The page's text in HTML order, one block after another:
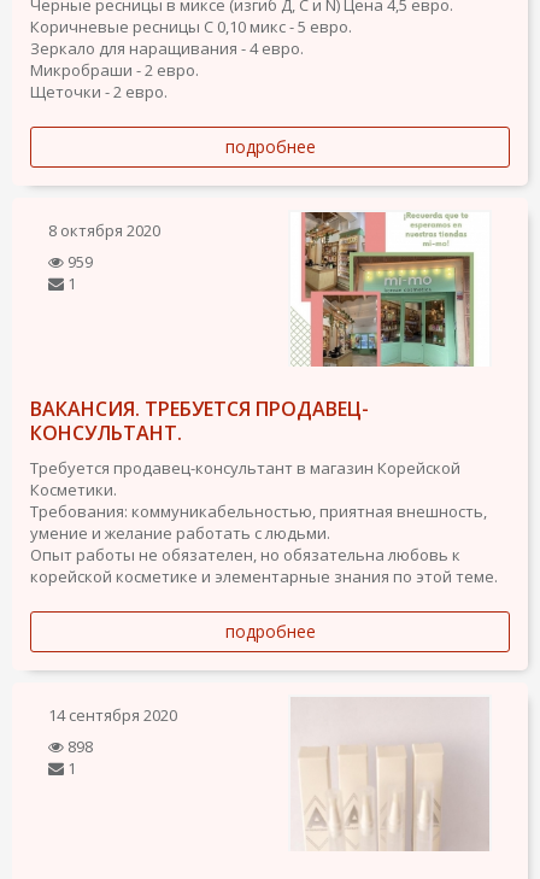
Черные ресницы в миксе (изгиб Д, С и N) Цена 4,5 евро.
Коричневые ресницы С 0,10 микс - 5 евро.
Зеркало для наращивания - 4 евро.
Микробраши - 2 евро.
Щеточки - 2 евро.
подробнее
8 октября 2020
959
1
ВАКАНСИЯ. ТРЕБУЕТСЯ ПРОДАВЕЦ-
КОНСУЛЬТАНТ.
Требуется продавец-консультант в магазин Корейской
Косметики.
Требования: коммуникабельностью, приятная внешность,
умение и желание работать с людьми.
Опыт работы не обязателен, но обязательна любовь к
корейской косметике и элементарные знания по этой теме.
подробнее
14 сентября 2020
898
1